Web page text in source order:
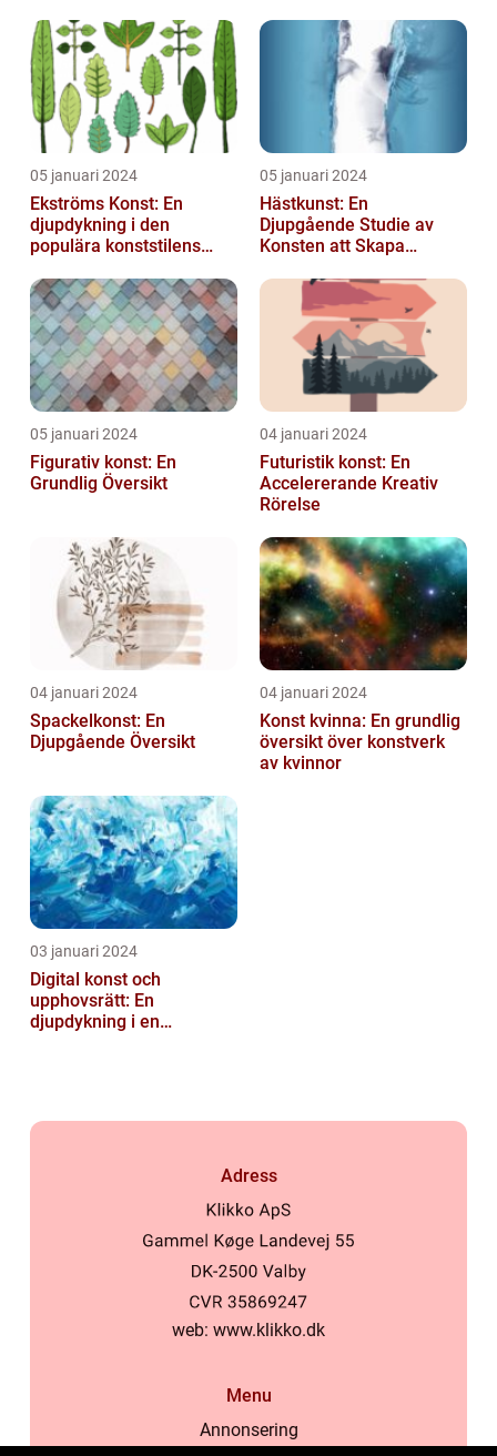
05 januari 2024
Ekströms Konst: En
djupdykning i den
populära konststilens
05 januari 2024
Hästkunst: En
Djupgående Studie av
Konsten att Skapa
05 januari 2024
Figurativ konst: En
Grundlig Översikt
04 januari 2024
Futuristik konst: En
Accelererande Kreativ
Rörelse
04 januari 2024
Spackelkonst: En
Djupgående Översikt
04 januari 2024
Konst kvinna: En grundlig
översikt över konstverk
av kvinnor
03 januari 2024
Digital konst och
upphovsrätt: En
djupdykning i en
Adress
web: www.klikko.dk
Menu
Annonsering